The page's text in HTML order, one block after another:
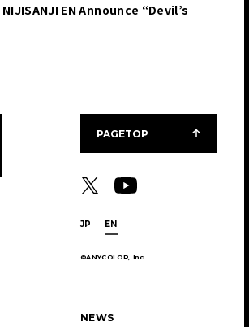
EN Announce “Devil’s
JP EN
©ANYCOLOR, Inc.
NEWS
PAGETOP